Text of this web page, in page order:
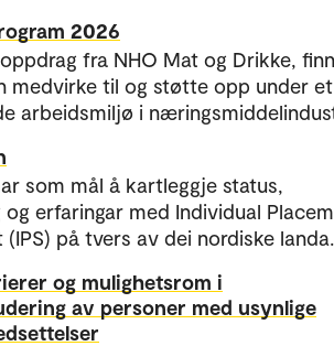
2026
fra NHO Mat og Drikke,
medvirke til og støtte opp under
arbeidsmiljø i
som mål å kartleggje status,
og erfaringar med Individual
på tvers av dei nordiske landa.
og mulighetsrom i
av personer med usynlige